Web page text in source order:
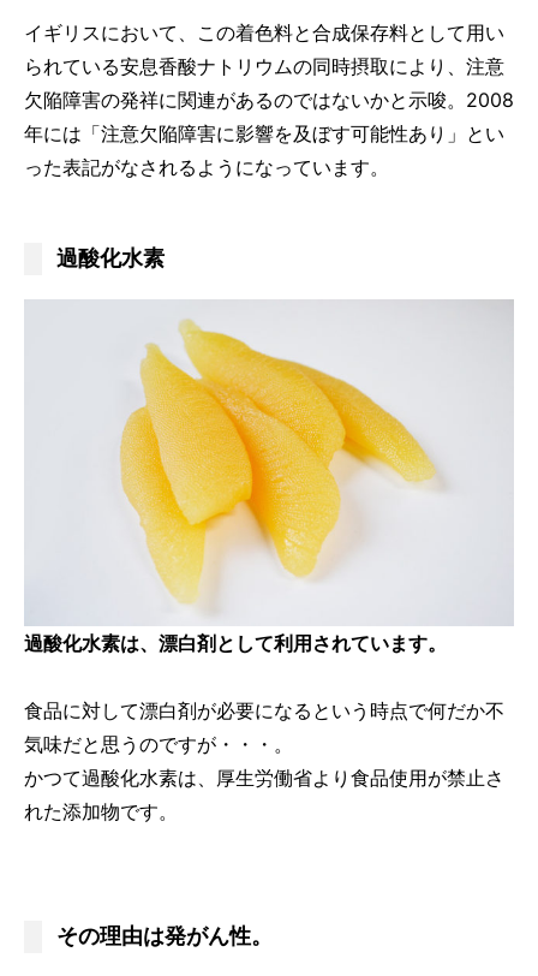
イギリスにおいて、この着色料と合成保存料として用い
られている安息香酸ナトリウムの同時摂取により、注意
欠陥障害の発祥に関連があるのではないかと示唆。2008
年には「注意欠陥障害に影響を及ぼす可能性あり」とい
った表記がなされるようになっています。
過酸化水素
過酸化水素は、漂白剤として利用されています。
食品に対して漂白剤が必要になるという時点で何だか不
気味だと思うのですが・・・。
かつて過酸化水素は、厚生労働省より食品使用が禁止さ
れた添加物です。
その理由は発がん性。